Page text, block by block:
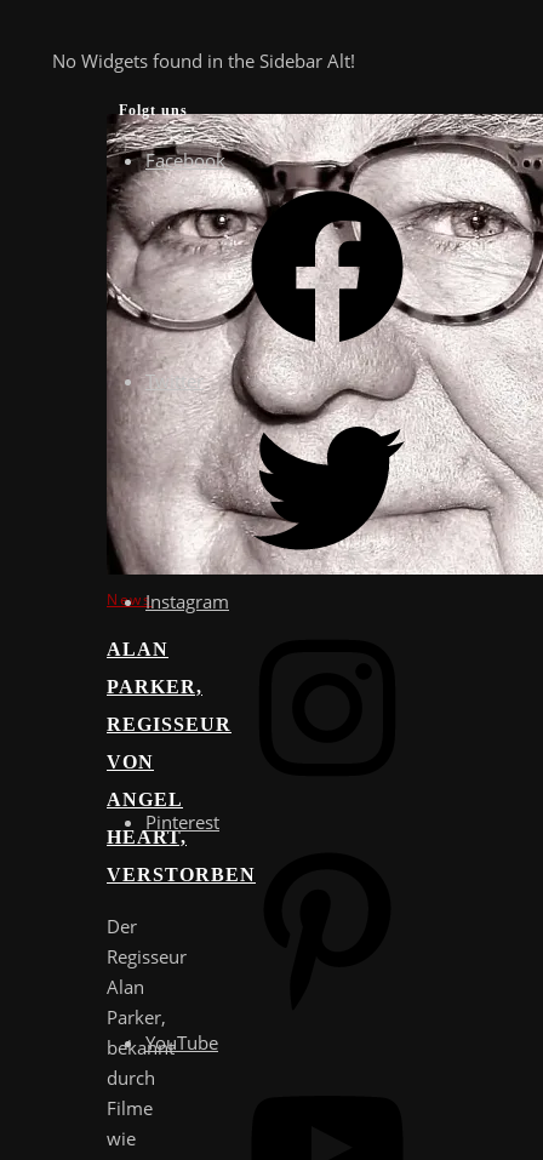
No Widgets found in the Sidebar Alt!
News
ALAN
PARKER,
REGISSEUR
VON
ANGEL
HEART,
VERSTORBEN
Der
Regisseur
Alan
Parker,
bekannt
durch
Filme
wie
Folgt uns
Facebook
Twitter
Instagram
Pinterest
YouTube